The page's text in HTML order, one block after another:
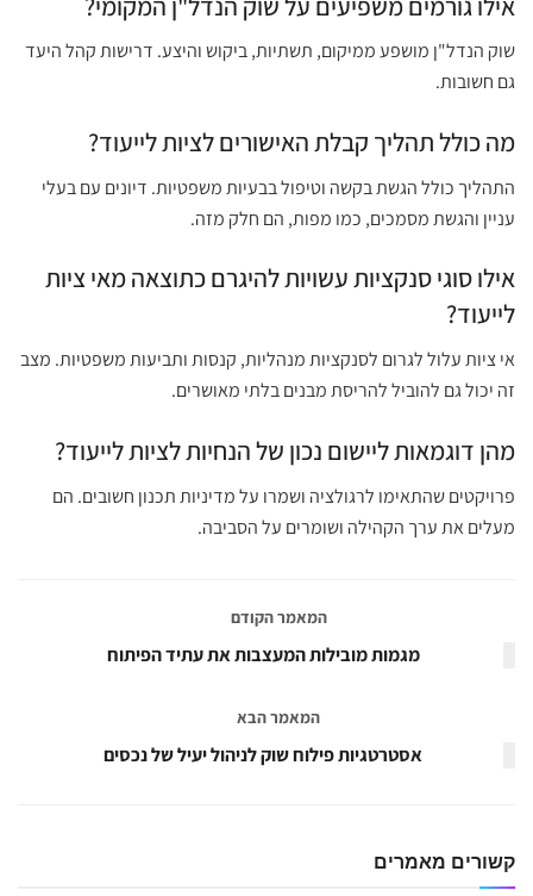
שוק הנדל"ן מושפע ממיקום, תשתיות, ביקוש והיצע. דרישות קהל היעד
גם חשובות.
מה כולל תהליך קבלת האישורים לציות לייעוד?
התהליך כולל הגשת בקשה וטיפול בבעיות משפטיות. דיונים עם בעלי
עניין והגשת מסמכים, כמו מפות, הם חלק מזה.
אילו סוגי סנקציות עשויות להיגרם כתוצאה מאי ציות
לייעוד?
אי ציות עלול לגרום לסנקציות מנהליות, קנסות ותביעות משפטיות. מצב
זה יכול גם להוביל להריסת מבנים בלתי מאושרים.
מהן דוגמאות ליישום נכון של הנחיות לציות לייעוד?
פרויקטים שהתאימו לרגולציה ושמרו על מדיניות תכנון חשובים. הם
מעלים את ערך הקהילה ושומרים על הסביבה.
המאמר הקודם
מגמות מובילות המעצבות את עתיד הפיתוח
המאמר הבא
אסטרטגיות פילוח שוק לניהול יעיל של נכסים
קשורים מאמרים